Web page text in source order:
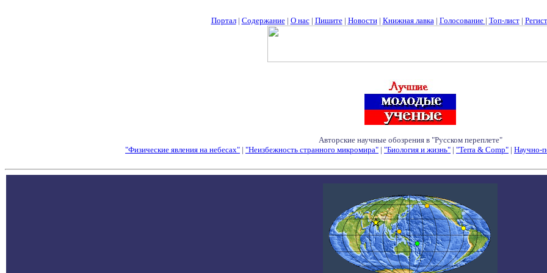
Портал| Содержание| О нас| Пишите| Новости| Книжная лавка| Голосование | Топ-лист|
Авторские научные обозрения в "Русском переплете"
"Физические явления на небесах" | "Неизбежность странного микромира" | "Биология и жизнь" | "Terra & Comp" | Научно-